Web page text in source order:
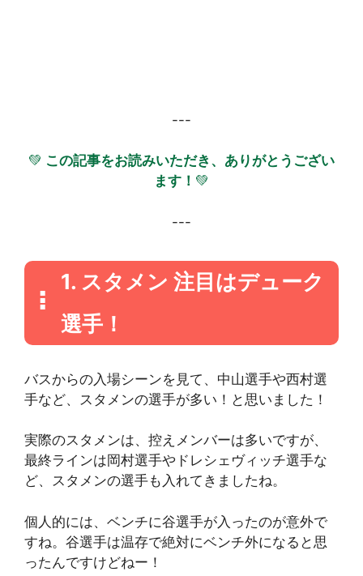
---
💚 この記事をお読みいただき、ありがとうござい
ます！ 💚
---
1. スタメン 注目はデューク
選手！
バスからの入場シーンを見て、中山選手や西村選
手など、スタメンの選手が多い！と思いました！
実際のスタメンは、控えメンバーは多いですが、
最終ラインは岡村選手やドレシェヴィッチ選手な
ど、スタメンの選手も入れてきましたね。
個人的には、ベンチに谷選手が入ったのが意外で
すね。谷選手は温存で絶対にベンチ外になると思
ったんですけどねー！